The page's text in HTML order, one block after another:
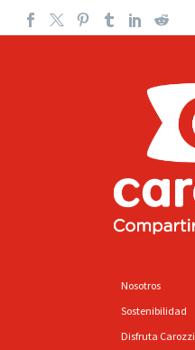
Nosotros
Sostenibilidad
Disfruta Carozzi